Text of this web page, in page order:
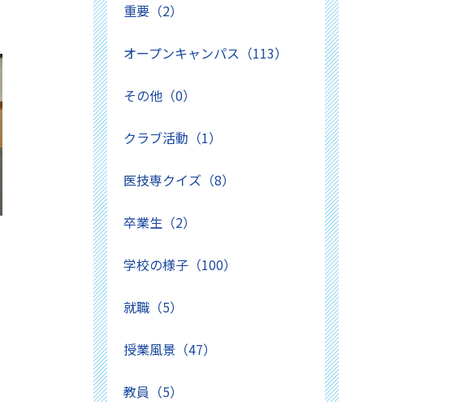
重要（2）
オープンキャンパス（113）
その他（0）
クラブ活動（1）
医技専クイズ（8）
卒業生（2）
学校の様子（100）
就職（5）
授業風景（47）
教員（5）